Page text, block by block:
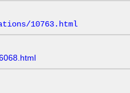
10763.html